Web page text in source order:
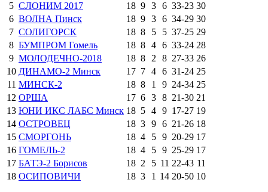
5 СЛОНИМ 2017 18 9 3 6 33-23 30
6 ВОЛНА Пинск 18 9 3 6 34-29 30
7 СОЛИГОРСК 18 8 5 5 37-25 29
8 БУМПРОМ Гомель 18 8 4 6 33-24 28
9 МОЛОДЕЧНО-2018 18 8 2 8 27-33 26
10 ДИНАМО-2 Минск 17 7 4 6 31-24 25
11 МИНСК-2 18 8 1 9 24-34 25
12 ОРША 17 6 3 8 21-30 21
13 ЮНИ ИКС ЛАБС Минск 18 5 4 9 17-27 19
14 ОСТРОВЕЦ 18 3 9 6 21-26 18
15 СМОРГОНЬ 18 4 5 9 20-29 17
16 ГОМЕЛЬ-2 18 4 5 9 25-29 17
17 БАТЭ-2 Борисов 18 2 5 11 22-43 11
18 ОСИПОВИЧИ 18 3 1 14 20-50 10